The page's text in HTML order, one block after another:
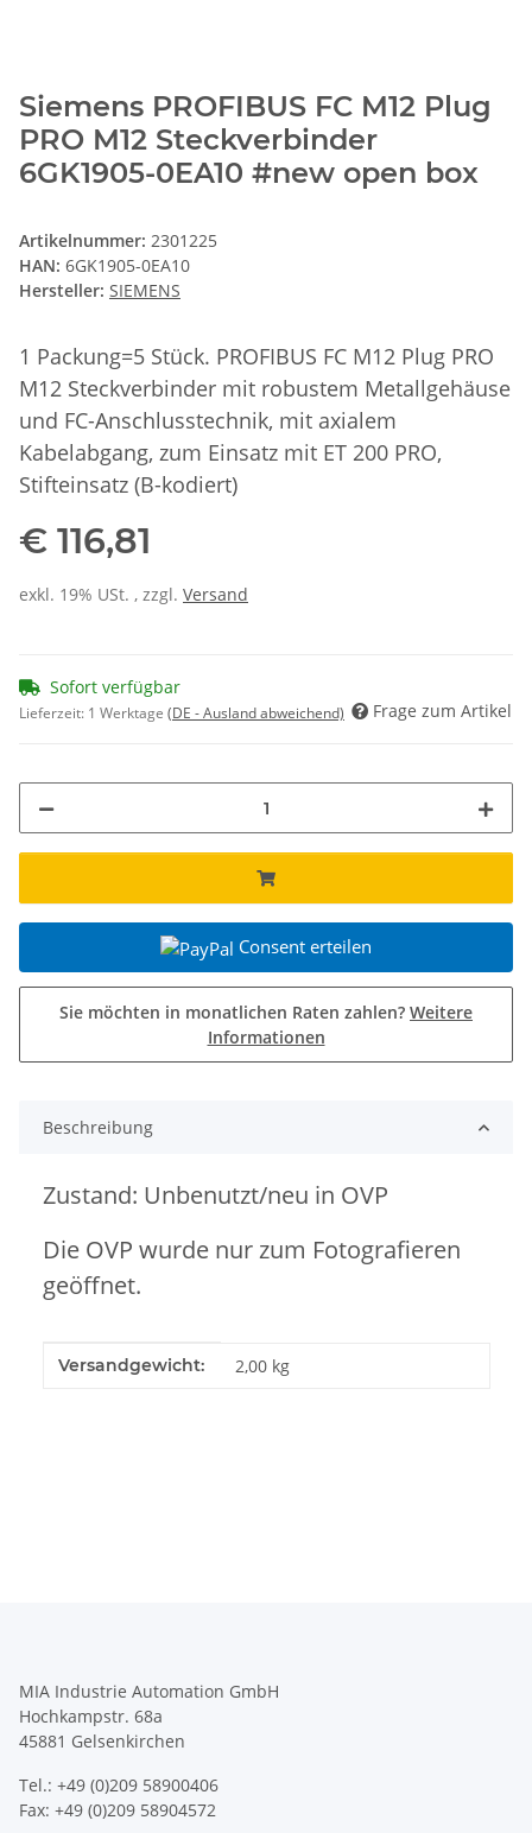
Siemens PROFIBUS FC M12 Plug
PRO M12 Steckverbinder
6GK1905-0EA10 #new open box
Artikelnummer: 2301225
HAN: 6GK1905-0EA10
Hersteller: SIEMENS
1 Packung=5 Stück. PROFIBUS FC M12 Plug PRO
M12 Steckverbinder mit robustem Metallgehäuse
und FC-Anschlusstechnik, mit axialem
Kabelabgang, zum Einsatz mit ET 200 PRO,
Stifteinsatz (B-kodiert)
€ 116,81
exkl. 19% USt. , zzgl. Versand
Sofort verfügbar
Lieferzeit: 1 Werktage (DE - Ausland abweichend) Frage zum Artikel
Consent erteilen
Sie möchten in monatlichen Raten zahlen? Weitere
Informationen
Beschreibung
Zustand: Unbenutzt/neu in OVP
Die OVP wurde nur zum Fotografieren
geöffnet.
Produkteigenschaft
Wert
Versandgewicht: 2,00 kg
MIA Industrie Automation GmbH
Hochkampstr. 68a
45881 Gelsenkirchen
Tel.: +49 (0)209 58900406
Fax: +49 (0)209 58904572